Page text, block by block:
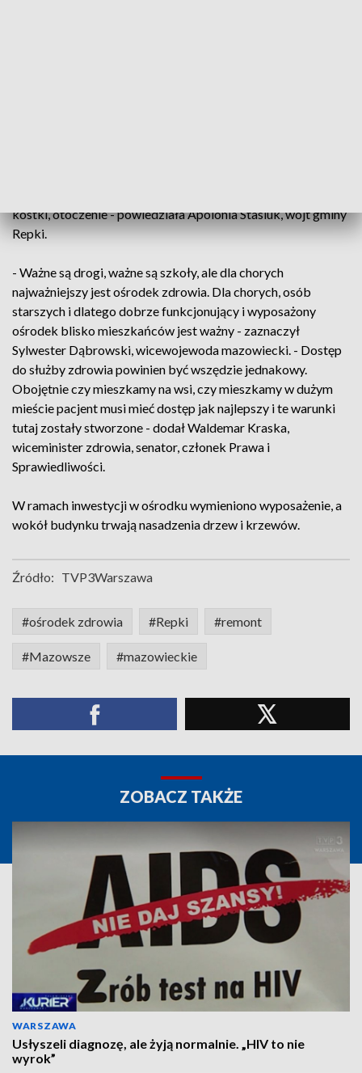
kostki, otoczenie - powiedziała Apolonia Stasiuk, wójt gminy
Repki.
- Ważne są drogi, ważne są szkoły, ale dla chorych
najważniejszy jest ośrodek zdrowia. Dla chorych, osób
starszych i dlatego dobrze funkcjonujący i wyposażony
ośrodek blisko mieszkańców jest ważny - zaznaczył
Sylwester Dąbrowski, wicewojewoda mazowiecki. - Dostęp
do służby zdrowia powinien być wszędzie jednakowy.
Obojętnie czy mieszkamy na wsi, czy mieszkamy w dużym
mieście pacjent musi mieć dostęp jak najlepszy i te warunki
tutaj zostały stworzone - dodał Waldemar Kraska,
wiceminister zdrowia, senator, członek Prawa i
Sprawiedliwości.
W ramach inwestycji w ośrodku wymieniono wyposażenie, a
wokół budynku trwają nasadzenia drzew i krzewów.
Źródło: TVP3Warszawa
#ośrodek zdrowia #Repki #remont
#Mazowsze #mazowieckie
ZOBACZ TAKŻE
WARSZAWA
Usłyszeli diagnozę, ale żyją normalnie. „HIV to nie
wyrok”